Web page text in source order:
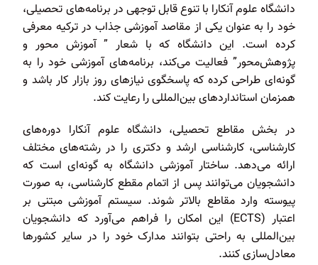
دانشگاه علوم آنکارا با تنوع قابل توجهی در برنامه‌های تحصیلی،
خود را به عنوان یکی از مقاصد آموزشی جذاب در ترکیه معرفی
کرده است. این دانشگاه که با شعار ” آموزش محور و
پژوهش‌محور” فعالیت می‌کند، برنامه‌های آموزشی خود را به
گونه‌ای طراحی کرده که پاسخگوی نیازهای روز بازار کار باشد و
همزمان استانداردهای بین‌المللی را رعایت کند.
در بخش مقاطع تحصیلی، دانشگاه علوم آنکارا دوره‌های
کارشناسی، کارشناسی ارشد و دکتری را در رشته‌های مختلف
ارائه می‌دهد. ساختار آموزشی دانشگاه به گونه‌ای است که
دانشجویان می‌توانند پس از اتمام مقطع کارشناسی، به صورت
پیوسته وارد مقاطع بالاتر شوند. سیستم آموزشی مبتنی بر
اعتبار (ECTS) این امکان را فراهم می‌آورد که دانشجویان
بین‌المللی به راحتی بتوانند مدارک خود را در سایر کشورها
معادل‌سازی کنند.